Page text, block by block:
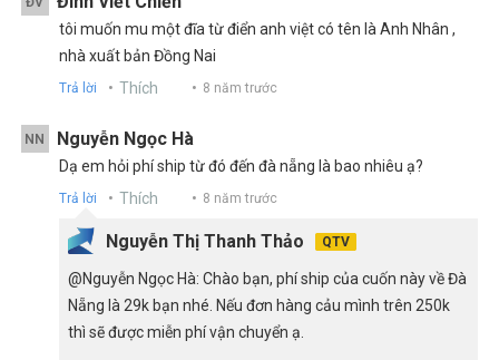
tôi muốn mu một đĩa từ điển anh việt có tên là Anh Nhân ,
nhà xuất bản Đồng Nai
Trả lời Thích 8 năm trước
NN Nguyễn Ngọc Hà
Dạ em hỏi phí ship từ đó đến đà nẵng là bao nhiêu ạ?
Trả lời Thích 8 năm trước
Nguyễn Thị Thanh Thảo QTV
@Nguyễn Ngọc Hà: Chào bạn, phí ship của cuốn này về Đà
Nẵng là 29k bạn nhé. Nếu đơn hàng cảu mình trên 250k
thì sẽ được miễn phí vận chuyển ạ.